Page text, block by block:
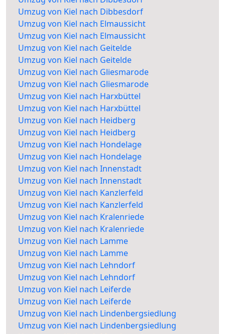
Umzug von Kiel nach Dibbesdorf
Umzug von Kiel nach Elmaussicht
Umzug von Kiel nach Elmaussicht
Umzug von Kiel nach Geitelde
Umzug von Kiel nach Geitelde
Umzug von Kiel nach Gliesmarode
Umzug von Kiel nach Gliesmarode
Umzug von Kiel nach Harxbüttel
Umzug von Kiel nach Harxbüttel
Umzug von Kiel nach Heidberg
Umzug von Kiel nach Heidberg
Umzug von Kiel nach Hondelage
Umzug von Kiel nach Hondelage
Umzug von Kiel nach Innenstadt
Umzug von Kiel nach Innenstadt
Umzug von Kiel nach Kanzlerfeld
Umzug von Kiel nach Kanzlerfeld
Umzug von Kiel nach Kralenriede
Umzug von Kiel nach Kralenriede
Umzug von Kiel nach Lamme
Umzug von Kiel nach Lamme
Umzug von Kiel nach Lehndorf
Umzug von Kiel nach Lehndorf
Umzug von Kiel nach Leiferde
Umzug von Kiel nach Leiferde
Umzug von Kiel nach Lindenbergsiedlung
Umzug von Kiel nach Lindenbergsiedlung